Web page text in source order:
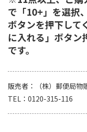
で「10+」を選択
ボタンを押下して
に入れる」ボタン
です。
販売者
（株）郵便局
TEL
0120-315-116